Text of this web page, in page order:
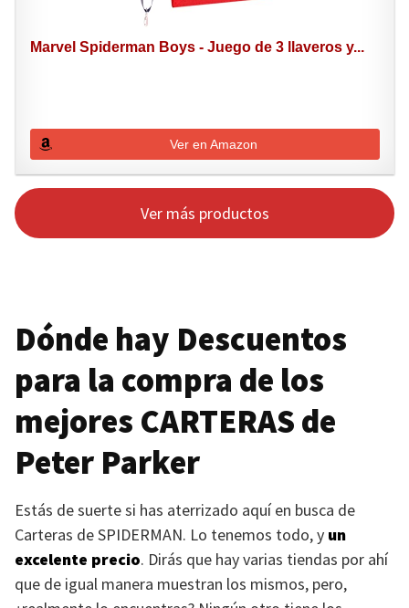
Marvel Spiderman Boys - Juego de 3 llaveros y...
Ver en Amazon
Ver más productos
Dónde hay Descuentos
para la compra de los
mejores CARTERAS de
Peter Parker
Estás de suerte si has aterrizado aquí en busca de
Carteras deSPIDERMAN. Lo tenemos todo, y un
excelente precio. Dirás que hay varias tiendas por ahí
que de igual manera muestran los mismos, pero,